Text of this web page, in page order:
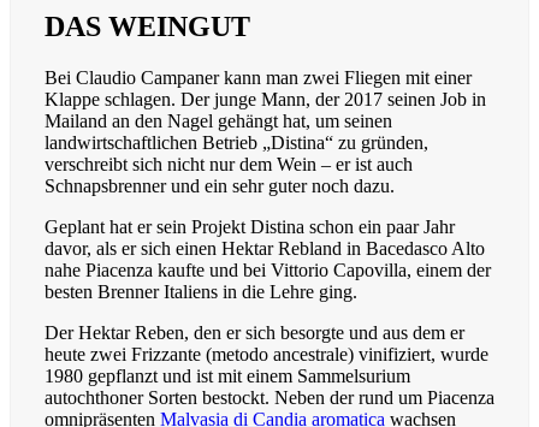
DAS WEINGUT
Bei Claudio Campaner kann man zwei Fliegen mit einer
Klappe schlagen. Der junge Mann, der 2017 seinen Job in
Mailand an den Nagel gehängt hat, um seinen
landwirtschaftlichen Betrieb „Distina“ zu gründen,
verschreibt sich nicht nur dem Wein – er ist auch
Schnapsbrenner und ein sehr guter noch dazu.
Geplant hat er sein Projekt Distina schon ein paar Jahr
davor, als er sich einen Hektar Rebland in Bacedasco Alto
nahe Piacenza kaufte und bei Vittorio Capovilla, einem der
besten Brenner Italiens in die Lehre ging.
Der Hektar Reben, den er sich besorgte und aus dem er
heute zwei Frizzante (metodo ancestrale) vinifiziert, wurde
1980 gepflanzt und ist mit einem Sammelsurium
autochthoner Sorten bestockt. Neben der rund um Piacenza
omnipräsenten Malvasia di Candia aromatica wachsen